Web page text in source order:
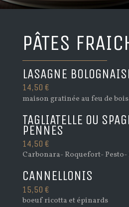
PÂTES
LASAGNE
14,50 €
maison gratinée au feu de bois
TAGLIATELLE OU
PENNES
14,50 €
Carbonara- Roquefort- Pesto-
CANNELLONIS
15,50 €
boeuf ricotta et épinards